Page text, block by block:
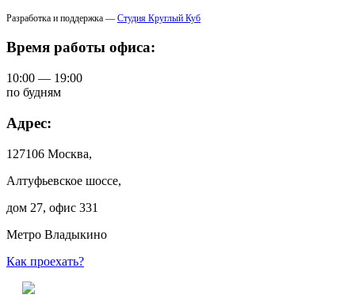
Разработка и поддержка — Студия Круглый Куб
Время работы офиса:
10:00 — 19:00
по будням
Адрес:
127106 Москва,
Алтуфьевское шоссе,
дом 27, офис 331
Метро Владыкино
Как проехать?